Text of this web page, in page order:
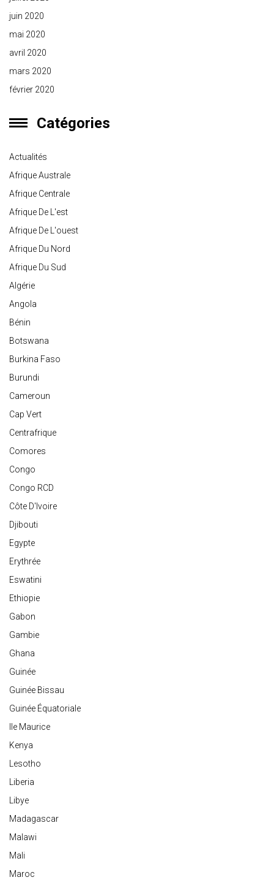
juin 2020
mai 2020
avril 2020
mars 2020
février 2020
Catégories
Actualités
Afrique Australe
Afrique Centrale
Afrique De L'est
Afrique De L'ouest
Afrique Du Nord
Afrique Du Sud
Algérie
Angola
Bénin
Botswana
Burkina Faso
Burundi
Cameroun
Cap Vert
Centrafrique
Comores
Congo
Congo RCD
Côte D'Ivoire
Djibouti
Egypte
Erythrée
Eswatini
Ethiopie
Gabon
Gambie
Ghana
Guinée
Guinée Bissau
Guinée Équatoriale
Ile Maurice
Kenya
Lesotho
Liberia
Libye
Madagascar
Malawi
Mali
Maroc